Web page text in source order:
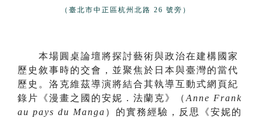
（臺北市中正區杭州北路 26 號旁）
本場圓桌論壇將探討藝術與政治在建構國家
歷史敘事時的交會，並聚焦於日本與臺灣的當代
歷史。洛克維茲導演將結合其執導互動式網頁紀
錄片《漫畫之國的安妮．法蘭克》（ Anne Frank
au pays du Manga ）的實務經驗，反思《安妮的